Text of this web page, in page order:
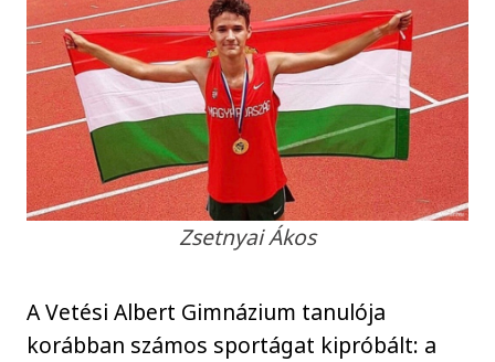
Zsetnyai Ákos
A Vetési Albert Gimnázium tanulója
korábban számos sportágat kipróbált: a